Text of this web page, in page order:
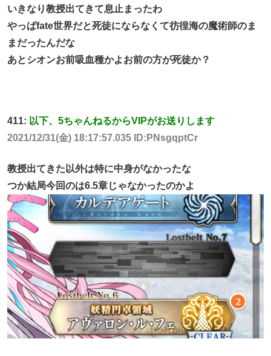
いきなり教授出てきて息止まったわ
やっぱfate世界だと死徒にならなくて彷徨海の魔術師のま
まだったんだな
あとシオンお前吸血種かよお前の方が死徒か？
411: 以下、5ちゃんねるからVIPがお送りします
2021/12/31(金) 18:17:57.035 ID:PNsgqptCr
教授出てきた以外は特に中身がなかったな
つか結局今回のは6.5章じゃなかったのかよ